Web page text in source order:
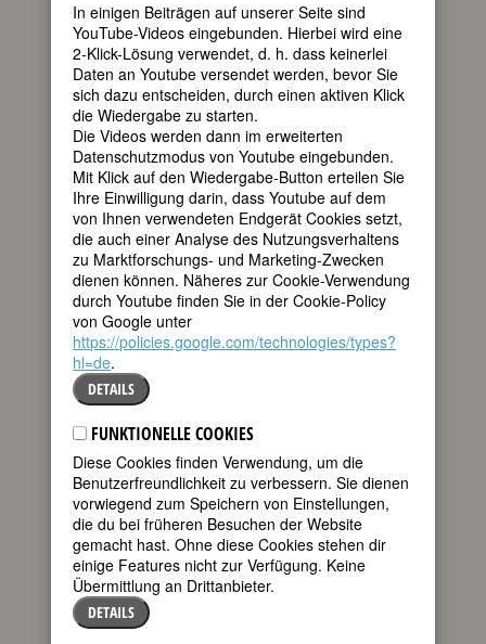
Fassade der Hochschule ziert:
avenidas
avenidas y flores
flores
flores y mujeres
avenidas
avenidas y mujeres
avenidas y flores y mujeres y
un admirador
(avenidas = Alleen/Straßen, flores =
Blumen, mujeres = Frauen, admirador =
Bewunderer, y = und)
In einem
vom 12.4.2016
Hochschule, dass Gomringers Gedicht
nicht viel anderes
in den Fokus
[stelle], als den
omnipräsenten
objektivierenden
Blick auf
In einigen Beiträgen auf unserer Seite sind
YouTube-Videos eingebunden. Hierbei wird eine
2-Klick-Lösung verwendet, d. h. dass keinerlei
Daten an Youtube versendet werden, bevor Sie
sich dazu entscheiden, durch einen aktiven Klick
die Wiedergabe zu starten.
Die Videos werden dann im erweiterten
Datenschutzmodus von Youtube eingebunden.
Mit Klick auf den Wiedergabe-Button erteilen Sie
Ihre Einwilligung darin, dass Youtube auf dem
von Ihnen verwendeten Endgerät Cookies setzt,
die auch einer Analyse des Nutzungsverhaltens
zu Marktforschungs- und Marketing-Zwecken
dienen können. Näheres zur Cookie-Verwendung
durch Youtube finden Sie in der Cookie-Policy
von Google unter
https://policies.google.com/technologies/types?
hl=de.
DETAILS
FUNKTIONELLE COOKIES
Diese Cookies finden Verwendung, um die
Benutzerfreundlichkeit zu verbessern. Sie dienen
vorwiegend zum Speichern von Einstellungen,
die du bei früheren Besuchen der Website
gemacht hast. Ohne diese Cookies stehen dir
einige Features nicht zur Verfügung. Keine
Übermittlung an Drittanbieter.
DETAILS